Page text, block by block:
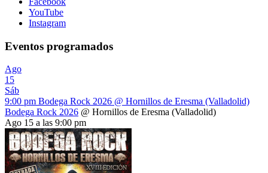
YouTube
Instagram
Eventos programados
Ago
15
Sáb
9:00 pm Bodega Rock 2026 @ Hornillos de Eresma (Valladolid)
Bodega Rock 2026 @ Hornillos de Eresma (Valladolid)
Ago 15 a las 9:00 pm